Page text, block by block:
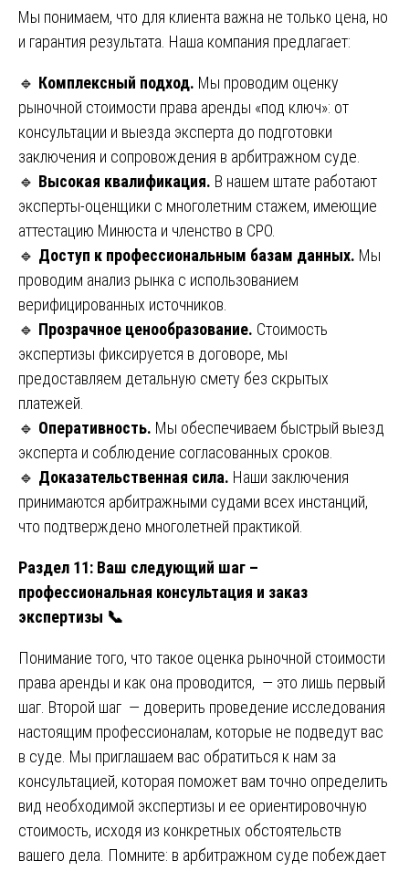
Мы понимаем, что для клиента важна не только цена, но
и гарантия результата. Наша компания предлагает:
🔹 Комплексный подход. Мы проводим оценку
рыночной стоимости права аренды «под ключ»: от
консультации и выезда эксперта до подготовки
заключения и сопровождения в арбитражном суде.
🔹 Высокая квалификация. В нашем штате работают
эксперты-оценщики с многолетним стажем, имеющие
аттестацию Минюста и членство в СРО.
🔹 Доступ к профессиональным базам данных. Мы
проводим анализ рынка с использованием
верифицированных источников.
🔹 Прозрачное ценообразование. Стоимость
экспертизы фиксируется в договоре, мы
предоставляем детальную смету без скрытых
платежей.
🔹 Оперативность. Мы обеспечиваем быстрый выезд
эксперта и соблюдение согласованных сроков.
🔹 Доказательственная сила. Наши заключения
принимаются арбитражными судами всех инстанций,
что подтверждено многолетней практикой.
Раздел 11: Ваш следующий шаг –
профессиональная консультация и заказ
экспертизы 📞
Понимание того, что такое оценка рыночной стоимости
права аренды и как она проводится, — это лишь первый
шаг. Второй шаг — доверить проведение исследования
настоящим профессионалам, которые не подведут вас
в суде. Мы приглашаем вас обратиться к нам за
консультацией, которая поможет вам точно определить
вид необходимой экспертизы и ее ориентировочную
стоимость, исходя из конкретных обстоятельств
вашего дела. Помните: в арбитражном суде побеждает